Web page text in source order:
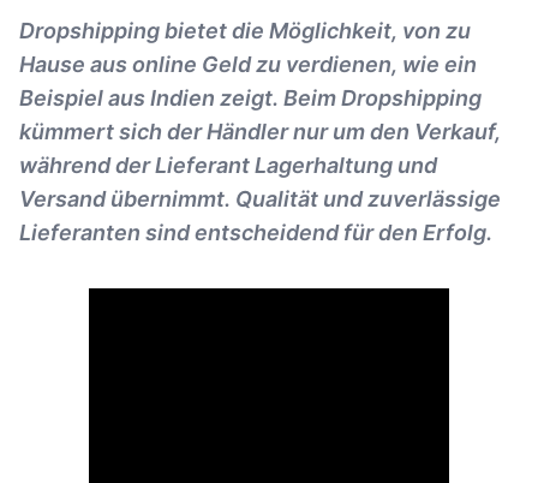
Dropshipping bietet die Möglichkeit, von zu
Hause aus online Geld zu verdienen, wie ein
Beispiel aus Indien zeigt. Beim Dropshipping
kümmert sich der Händler nur um den Verkauf,
während der Lieferant Lagerhaltung und
Versand übernimmt. Qualität und zuverlässige
Lieferanten sind entscheidend für den Erfolg.